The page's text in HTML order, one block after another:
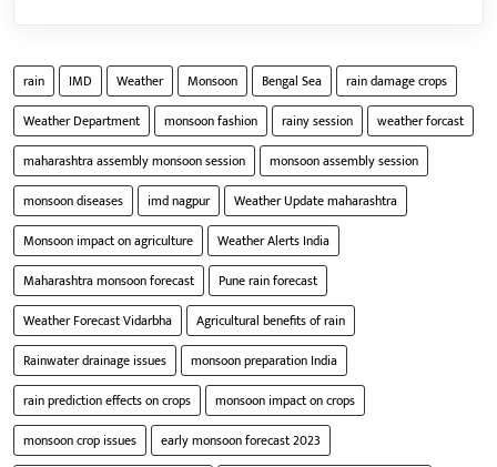
rain IMD Weather Monsoon Bengal Sea
rain damage crops
Weather Department
monsoon fashion rainy session
weather forcast
maharashtra assembly monsoon session
monsoon assembly session
monsoon diseases
imd nagpur
Weather Update maharashtra
Monsoon impact on agriculture
Weather Alerts India
Maharashtra monsoon forecast
Pune rain forecast
Weather Forecast Vidarbha
Agricultural benefits of rain
Rainwater drainage issues
monsoon preparation India
rain prediction effects on crops
monsoon impact on crops
monsoon crop issues
early monsoon forecast 2023